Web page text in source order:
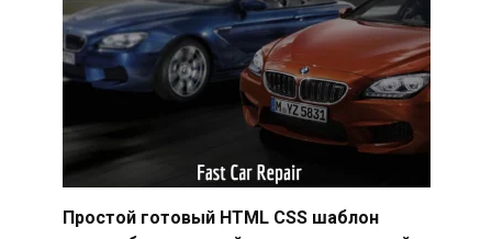
Простой готовый HTML CSS шаблон